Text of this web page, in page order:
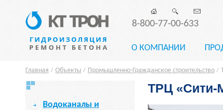
8-800-77-00-633
О КОМПАНИИ
Главная / Объекты / Промышленно-Гражданское строительство /
Водоканалы и
ТРЦ «Сити-